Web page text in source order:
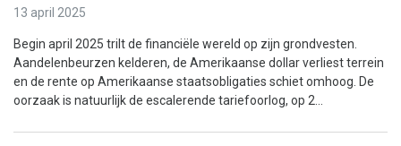
13 april 2025
Begin april 2025 trilt de financiële wereld op zijn grondvesten.
Aandelenbeurzen kelderen, de Amerikaanse dollar verliest terrein
en de rente op Amerikaanse staatsobligaties schiet omhoog. De
oorzaak is natuurlijk de escalerende tariefoorlog, op 2...